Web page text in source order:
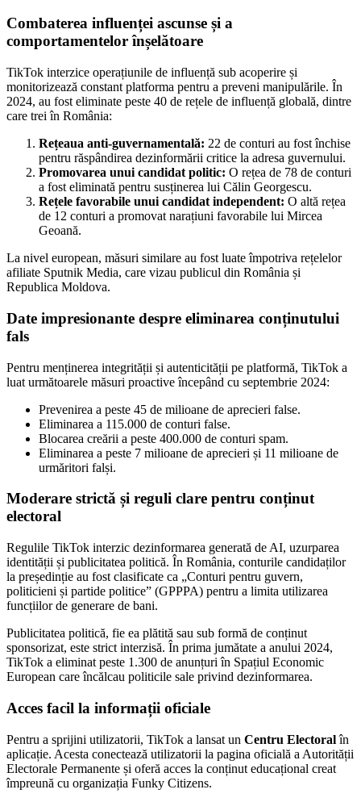
Combaterea influenței ascunse și a
comportamentelor înșelătoare
TikTok interzice operațiunile de influență sub acoperire și
monitorizează constant platforma pentru a preveni manipulările. În
2024, au fost eliminate peste 40 de rețele de influență globală, dintre
care trei în România:
Rețeaua anti-guvernamentală: 22 de conturi au fost închise
pentru răspândirea dezinformării critice la adresa guvernului.
Promovarea unui candidat politic: O rețea de 78 de conturi
a fost eliminată pentru susținerea lui Călin Georgescu.
Rețele favorabile unui candidat independent: O altă rețea
de 12 conturi a promovat narațiuni favorabile lui Mircea
Geoană.
La nivel european, măsuri similare au fost luate împotriva rețelelor
afiliate Sputnik Media, care vizau publicul din România și
Republica Moldova.
Date impresionante despre eliminarea conținutului
fals
Pentru menținerea integrității și autenticității pe platformă, TikTok a
luat următoarele măsuri proactive începând cu septembrie 2024:
Prevenirea a peste 45 de milioane de aprecieri false.
Eliminarea a 115.000 de conturi false.
Blocarea creării a peste 400.000 de conturi spam.
Eliminarea a peste 7 milioane de aprecieri și 11 milioane de
urmăritori falși.
Moderare strictă și reguli clare pentru conținut
electoral
Regulile TikTok interzic dezinformarea generată de AI, uzurparea
identității și publicitatea politică. În România, conturile candidaților
la președinție au fost clasificate ca „Conturi pentru guvern,
politicieni și partide politice” (GPPPA) pentru a limita utilizarea
funcțiilor de generare de bani.
Publicitatea politică, fie ea plătită sau sub formă de conținut
sponsorizat, este strict interzisă. În prima jumătate a anului 2024,
TikTok a eliminat peste 1.300 de anunțuri în Spațiul Economic
European care încălcau politicile sale privind dezinformarea.
Acces facil la informații oficiale
Pentru a sprijini utilizatorii, TikTok a lansat un Centru Electoralîn
aplicație. Acesta conectează utilizatorii la pagina oficială a Autorității
Electorale Permanente și oferă acces la conținut educațional creat
împreună cu organizația Funky Citizens.